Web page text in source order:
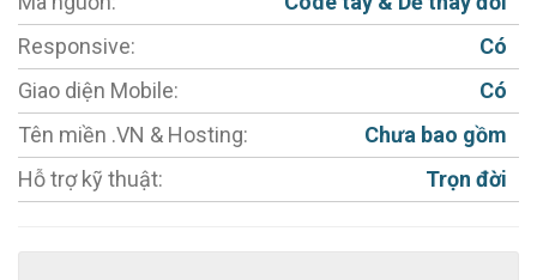
+ URL Thân thiện
+ Thẻ meta chung cho website
+ Thẻ meta cho từng sản phẩm, tin tức
+ Thẻ tags cho từng sản phẩm, tin tức
- Hệ thống quản trị đẹp mắt, thân thiện và dễ sử
Responsive:
Có
Giao diện Mobile:
Có
Tên miền .VN & Hosting:
Chưa bao gồm
Hỗ trợ kỹ thuật:
Trọn đời